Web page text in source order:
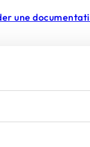
une
avec le